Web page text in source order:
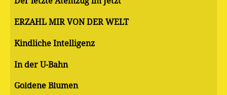
ERZÄHL MIR VON DER WELT
Kindliche Intelligenz
In der U-Bahn
Goldene Blumen